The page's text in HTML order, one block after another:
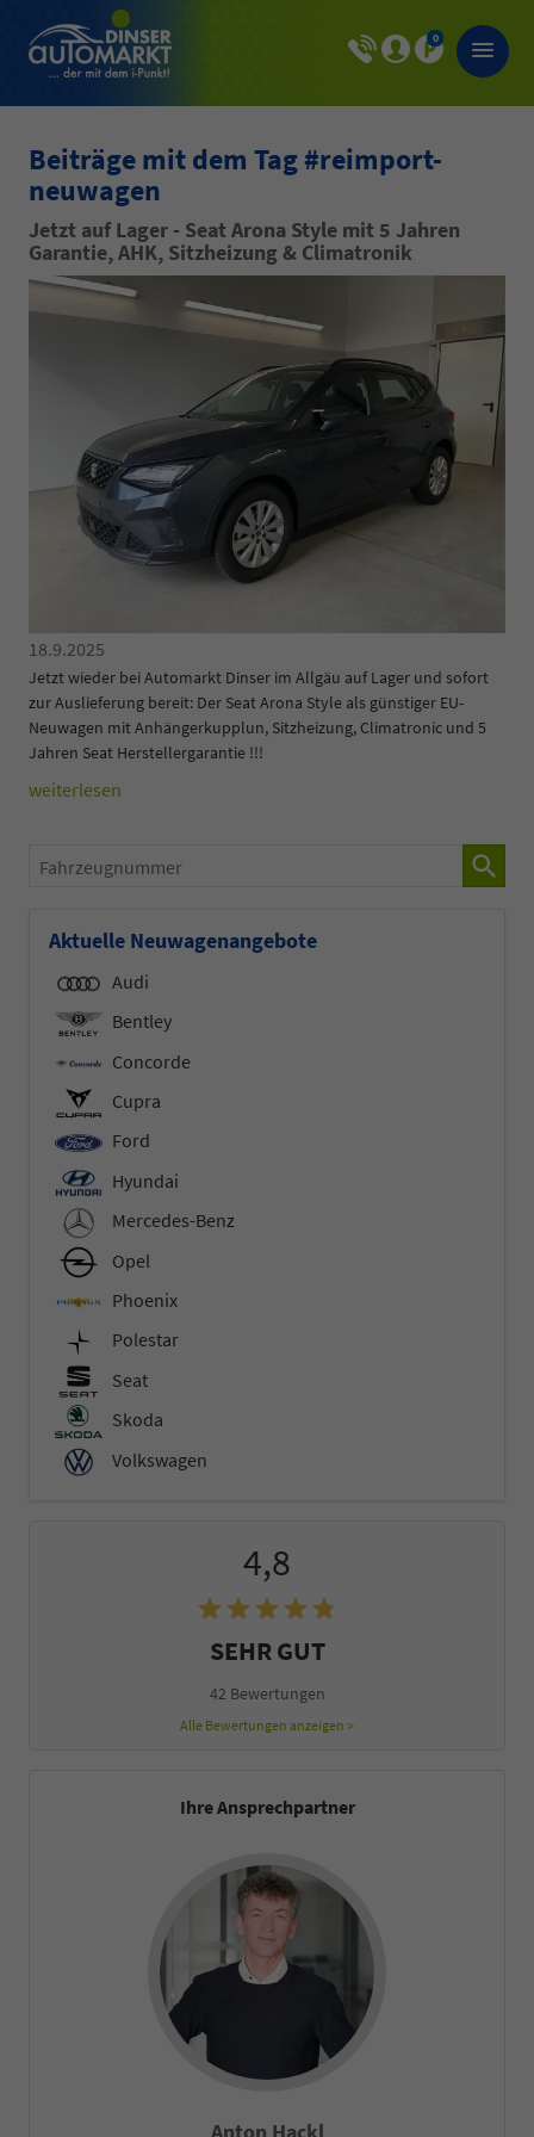
0
Beiträge mit dem Tag #reimport-
neuwagen
Jetzt auf Lager - Seat Arona Style mit 5 Jahren
Garantie, AHK, Sitzheizung & Climatronik
18.9.2025
Jetzt wieder bei Automarkt Dinser im Allgäu auf Lager und sofort
zur Auslieferung bereit: Der Seat Arona Style als günstiger EU-
Neuwagen mit Anhängerkupplun, Sitzheizung, Climatronic und 5
Jahren Seat Herstellergarantie !!!
weiterlesen
Fahrzeugnummer
Aktuelle Neuwagenangebote
Audi
Bentley
Concorde
Cupra
Ford
Hyundai
Mercedes-Benz
Opel
Phoenix
Polestar
Seat
Skoda
Volkswagen
4,8
SEHR GUT
42 Bewertungen
Alle Bewertungen anzeigen >
Ihre Ansprechpartner